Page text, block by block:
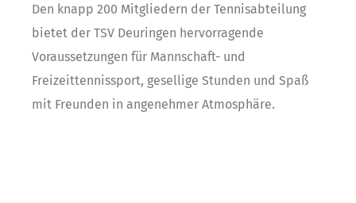
Den knapp 200 Mitgliedern der Tennisabteilung
bietet der TSV Deuringen hervorragende
Voraussetzungen für Mannschaft- und
Freizeittennissport, gesellige Stunden und Spaß
mit Freunden in angenehmer Atmosphäre.